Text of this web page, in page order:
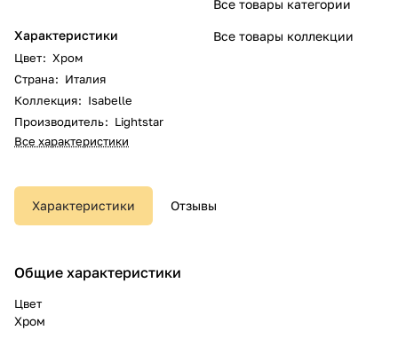
Характеристики
Цвет: Хром
Страна: Италия
Коллекция: Isabelle
Производитель: Lightstar
Все характеристики
Все товары категории
Все товары коллекции
Характеристики Отзывы
Общие характеристики
Цвет
Хром